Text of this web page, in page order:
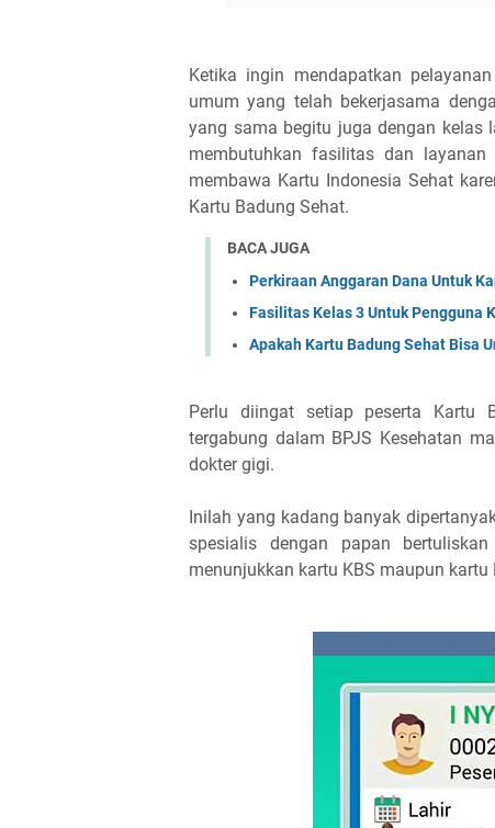
Ketika ingin mendapatkan
umum yang telah bekerjasama
yang sama begitu juga dengan kelas
membutuhkan fasilitas dan
membawa Kartu Indonesia Sehat
Kartu Badung Sehat.
BACA JUGA
Perkiraan Anggaran Dana Untuk
Fasilitas Kelas 3 Untuk Pengguna
Apakah Kartu Badung Sehat Bisa
Perlu diingat setiap peserta Kartu
tergabung dalam BPJS Kesehatan
dokter gigi.
Inilah yang kadang banyak
spesialis dengan papan
menunjukkan kartu KBS maupun